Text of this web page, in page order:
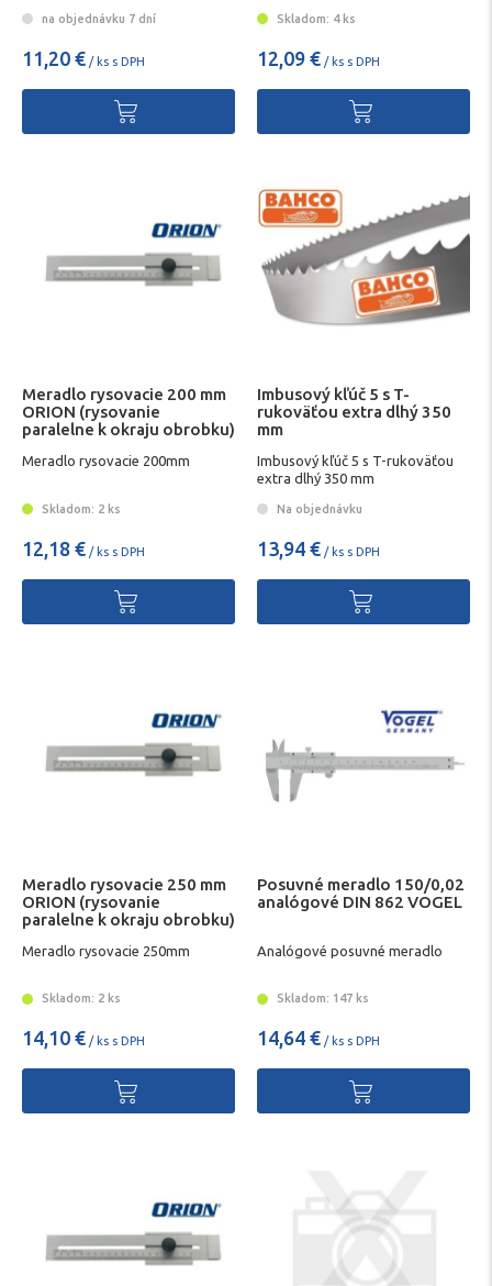
na objednávku 7 dní
11,20 € / ks s DPH
Skladom: 4 ks
12,09 € / ks s DPH
Meradlo rysovacie 200 mm
ORION (rysovanie
paralelne k okraju obrobku)
Meradlo rysovacie 200mm
Skladom: 2 ks
12,18 € / ks s DPH
Imbusový kľúč 5 s T-
rukoväťou extra dlhý 350
mm
Imbusový kľúč 5 s T-rukoväťou
extra dlhý 350 mm
Na objednávku
13,94 € / ks s DPH
Meradlo rysovacie 250 mm
ORION (rysovanie
paralelne k okraju obrobku)
Meradlo rysovacie 250mm
Skladom: 2 ks
14,10 € / ks s DPH
Posuvné meradlo 150/0,02
analógové DIN 862 VOGEL
Analógové posuvné meradlo
Skladom: 147 ks
14,64 € / ks s DPH